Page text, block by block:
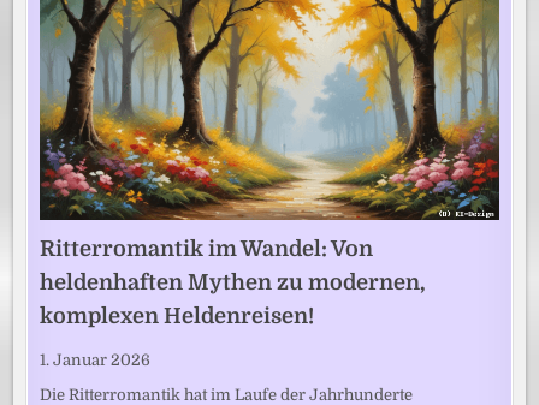
Ritterromantik im Wandel: Von
heldenhaften Mythen zu modernen,
komplexen Heldenreisen!
1. Januar 2026
Die Ritterromantik hat im Laufe der Jahrhunderte